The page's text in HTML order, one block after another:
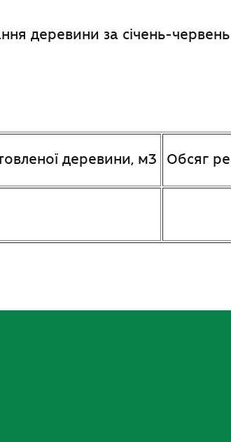
деревини за січень-
деревини, м3 Обсяг